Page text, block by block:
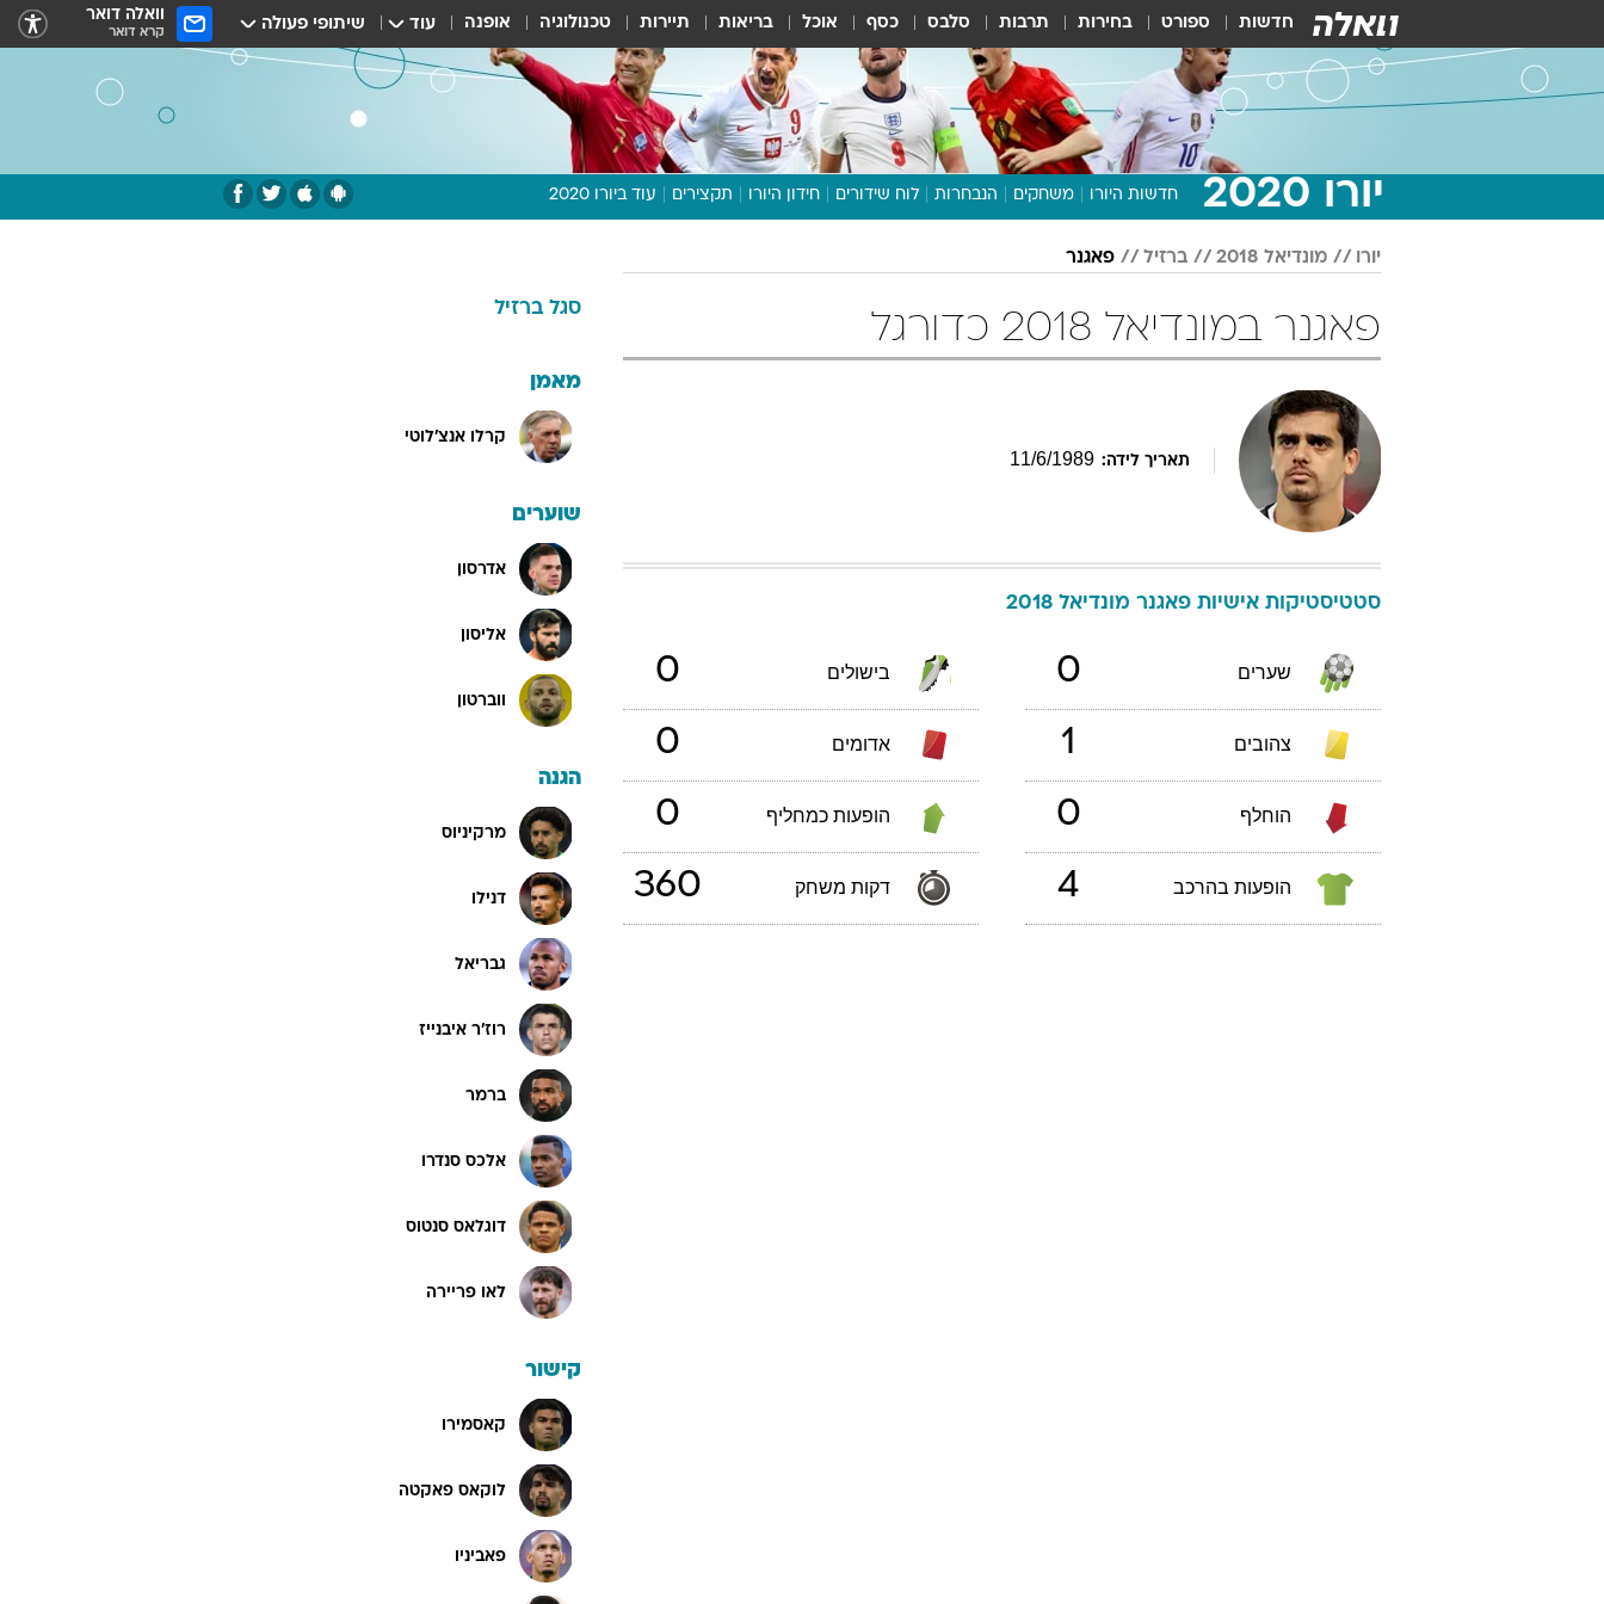
חדשות ספורט בחירות תרבות סלבס כסף אוכל בריאות תיירות טכנולוגיה אופנה עוד שיתופי פעולה וואלה דואר
קרא דואר
יורו 2020 חדשות היורו משחקים הנבחרות לוח שידורים חידון היורו תקצירים עוד ביורו 2020
תכנית היורו
דעות ופרשנויות
יורו מונדיאל 2018 ברזיל פאגנר
פאגנר במונדיאל 2018 כדורגל
תאריך לידה: 11/6/1989
סטטיסטיקות אישיות פאגנר מונדיאל 2018
שערים 0 בישולים 0
צהובים 1 אדומים 0
הוחלף 0 הופעות כמחליף 0
הופעות בהרכב 4 דקות משחק 360
סגל ברזיל
מאמן
קרלו אנצ'לוטי
שוערים
אדרסון
אליסון
ווברטון
הגנה
מרקיניוס
דנילו
גבריאל
רוז'ר איבנייז
ברמר
אלכס סנדרו
דוגלאס סנטוס
לאו פריירה
קישור
קאסמירו
לוקאס פאקטה
פאביניו